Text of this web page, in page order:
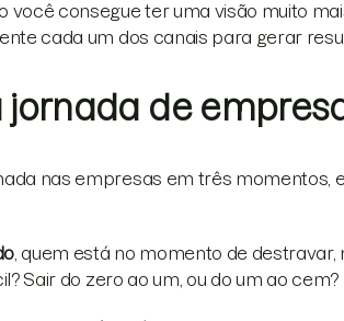
você consegue ter uma visão muito
cada um dos canais para gerar
jornada de
nas empresas em três momentos,
, quem está no momento de
Sair do zero ao um, ou do um ao cem?